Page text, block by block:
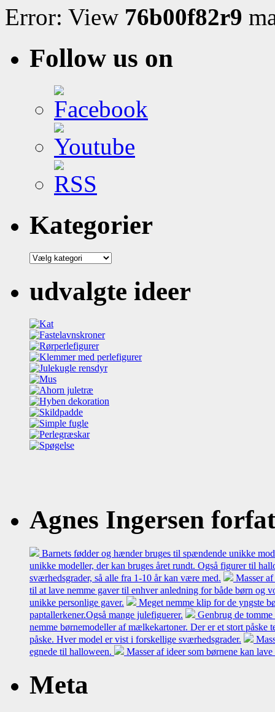
Error: View 76b00f82r9
Follow us on
Kategorier
Kategorier
udvalgte ideer
Agnes Ingersen
Barnets fødder og hænder bruges til spændende unikke
unikke modeller, der kan bruges året rundt. Også figurer til
sværhedsgrader, så alle fra 1-10 år kan være med.
Masser
til at lave nemme gaver til enhver anledning for både børn og
unikke personlige gaver.
Meget nemme klip for de yngste
paptallerkener.Også mange julefiguerer.
Genbrug de
nemme børnemodeller af mælkekartoner. Der er et stort påske
påske. Hver model er vist i forskellige sværhedsgrader.
egnede til halloween.
Masser af ideer som børnene kan
Meta